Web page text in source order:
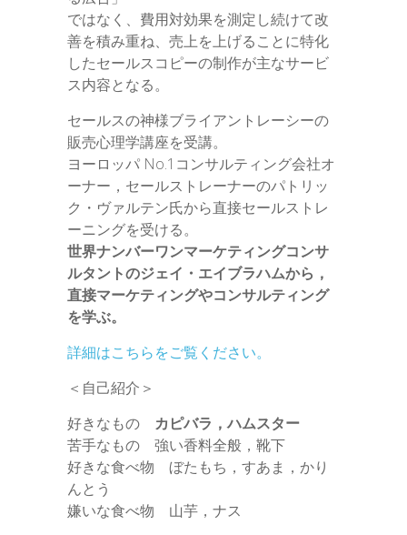
ではなく、費用対効果を測定し続けて改
善を積み重ね、売上を上げることに特化
したセールスコピーの制作が主なサービ
ス内容となる。
セールスの神様ブライアントレーシーの
販売心理学講座を受講。
ヨーロッパ No.1コンサルティング会社オ
ーナー，セールストレーナーのパトリッ
ク・ヴァルテン氏から直接セールストレ
ーニングを受ける。
世界ナンバーワンマーケティングコンサ
ルタントのジェイ・エイブラハムから，
直接マーケティングやコンサルティング
を学ぶ。
詳細はこちらをご覧ください。
＜自己紹介＞
好きなもの カピバラ，ハムスター
苦手なもの 強い香料全般，靴下
好きな食べ物 ぼたもち，すあま，かり
んとう
嫌いな食べ物 山芋，ナス